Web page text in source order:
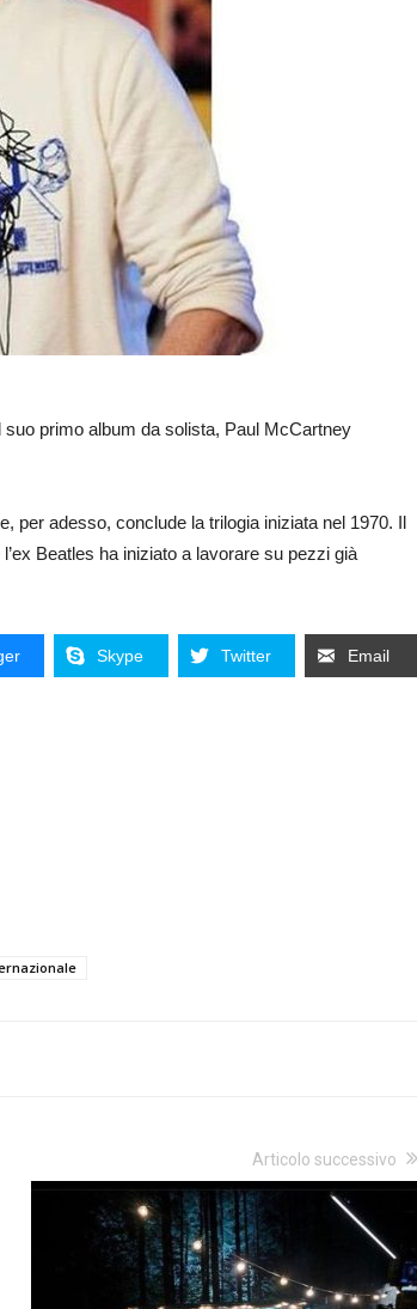
suo primo album da solista, Paul McCartney
per adesso, conclude la trilogia iniziata nel 1970. Il
Beatles ha iniziato a lavorare su pezzi già
Skype Twitter Email
Articolo successivo